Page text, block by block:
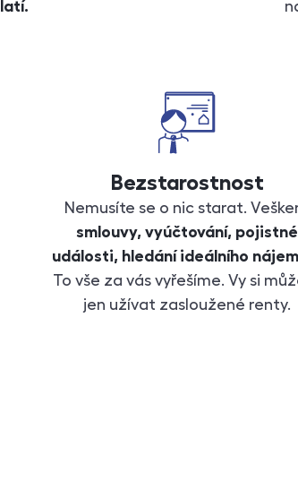
Bezstarostnost
Nemusíte se o nic starat.
smlouvy, vyúčtování, pojistné
události, hledání ideálního
To vše za vás vyřešíme. Vy si
jen užívat zasloužené renty.